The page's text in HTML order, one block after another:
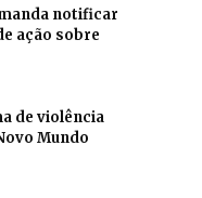
notificar
ação sobre
de violência
Mundo